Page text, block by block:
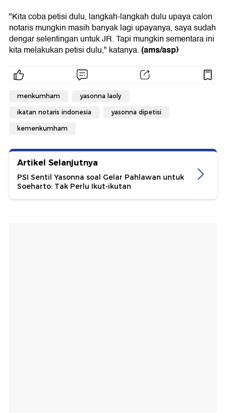
"Kita coba petisi dulu, langkah-langkah dulu upaya calon
notaris mungkin masih banyak lagi upayanya, saya sudah
dengar selentingan untuk JR. Tapi mungkin sementara ini
kita melakukan petisi dulu," katanya.(ams/asp)
menkumham yasonna laoly
ikatan notaris indonesia yasonna dipetisi
kemenkumham
Artikel Selanjutnya
PSI Sentil Yasonna soal Gelar Pahlawan untuk
Soeharto: Tak Perlu Ikut-ikutan